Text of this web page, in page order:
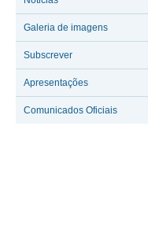
Galeria de imagens
Subscrever
Apresentações
Comunicados Oficiais